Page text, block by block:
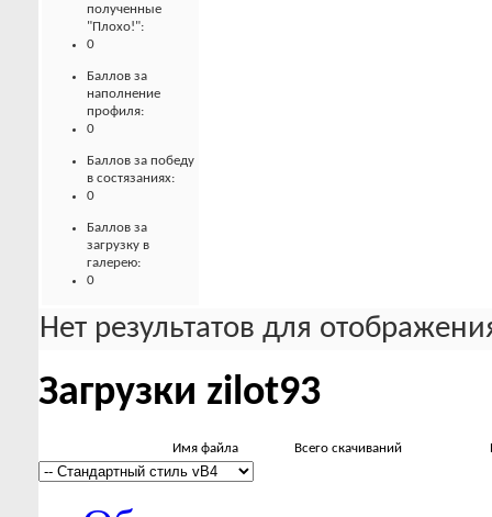
полученные
"Плохо!":
0
Баллов за
наполнение
профиля:
0
Баллов за победу
в состязаниях:
0
Баллов за
загрузку в
галерею:
0
Нет результатов для
Загрузки zilot93
Имя файла Всего скачиваний